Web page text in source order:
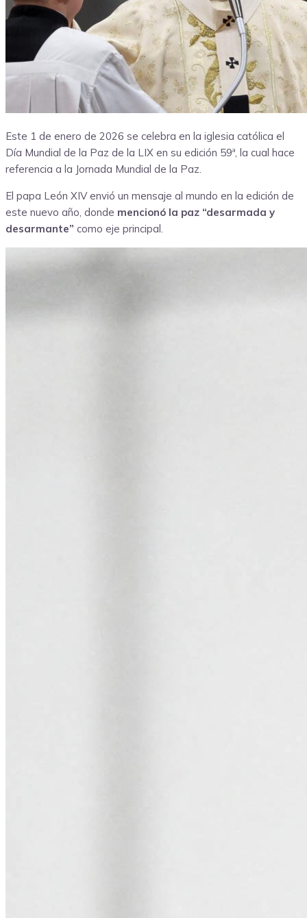
Este 1 de enero de 2026 se celebra en la iglesia católica el
Día Mundial de la Paz de la LIX en su edición 59ª, la cual hace
referencia a la Jornada Mundial de la Paz.
El papa León XIV envió un mensaje al mundo en la edición de
este nuevo año, donde mencionó la paz “desarmada y
desarmante” como eje principal.